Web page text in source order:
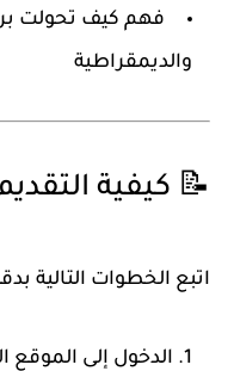
فهم كيف تحولت
والديمقراطية
📝 كيفية
اتبع الخطوات التالية
الدخول إلى الموقع